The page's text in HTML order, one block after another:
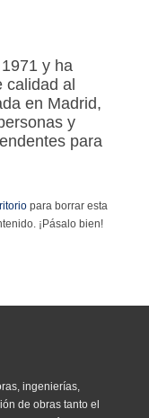
y ha
calidad al
en Madrid,
y
para
para borrar esta
¡Pásalo bien!
ingenierías,
de obras tanto el